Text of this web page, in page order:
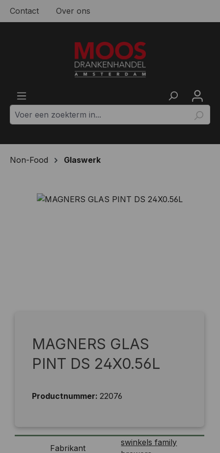
Ga naar de hoofdinhoud
Contact Over ons
Non-Food Glaswerk
Afbeeldingengalerij overslaan
MAGNERS GLAS
PINT DS 24X0.56L
Productnummer: 22076
Fabrikant
swinkels family